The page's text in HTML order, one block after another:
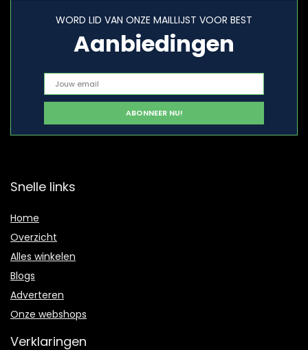
WORD LID VAN ONZE MAILLIJST VOOR BEST
Aanbiedingen
Snelle links
Home
Overzicht
Alles winkelen
Blogs
Adverteren
Onze webshops
Verklaringen